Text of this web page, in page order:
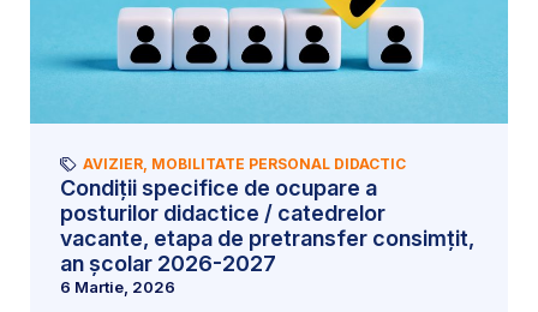
AVIZIER, MOBILITATE PERSONAL DIDACTIC
Condiții specifice de ocupare a
posturilor didactice / catedrelor
vacante, etapa de pretransfer consimțit,
an școlar 2026-2027
6 Martie, 2026